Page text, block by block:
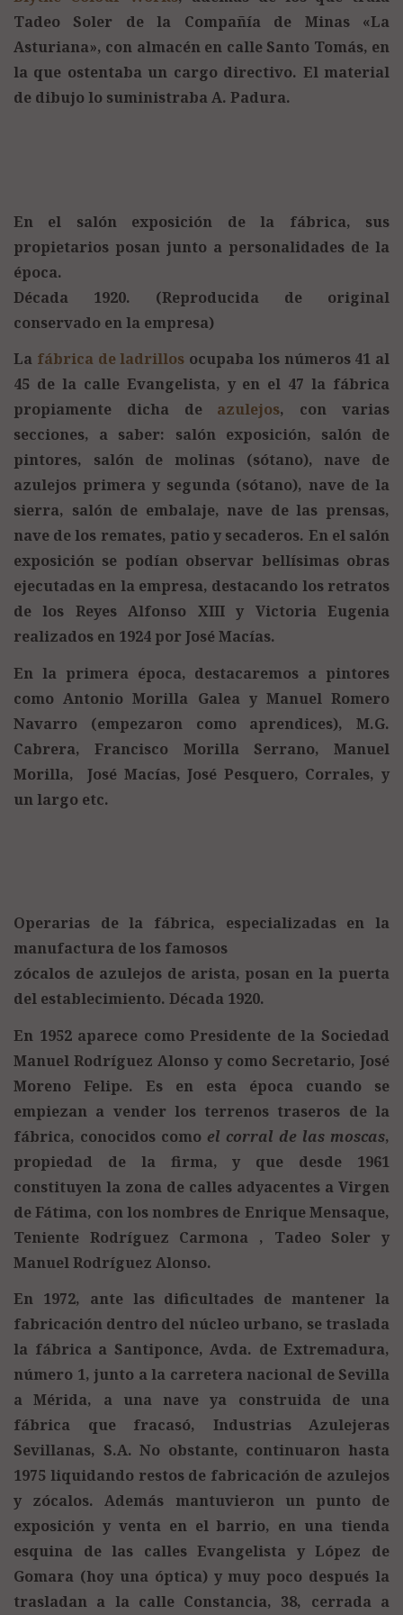
Tadeo Soler de la Compañía de Minas «La
Asturiana», con almacén en calle Santo Tomás, en
la que ostentaba un cargo directivo. El material
de dibujo lo suministraba A. Padura.
En el salón exposición de la fábrica, sus
propietarios posan junto a personalidades de la
época.
Década 1920. (Reproducida de original
conservado en la empresa)
La fábrica de ladrillos ocupaba los números 41 al
45 de la calle Evangelista, y en el 47 la fábrica
propiamente dicha de azulejos, con varias
secciones, a saber: salón exposición, salón de
pintores, salón de molinas (sótano), nave de
azulejos primera y segunda (sótano), nave de la
sierra, salón de embalaje, nave de las prensas,
nave de los remates, patio y secaderos. En el salón
exposición se podían observar bellísimas obras
ejecutadas en la empresa, destacando los retratos
de los Reyes Alfonso XIII y Victoria Eugenia
realizados en 1924 por José Macías.
En la primera época, destacaremos a pintores
como Antonio Morilla Galea y Manuel Romero
Navarro (empezaron como aprendices), M.G.
Cabrera, Francisco Morilla Serrano, Manuel
Morilla, José Macías, José Pesquero, Corrales, y
un largo etc.
Operarias de la fábrica, especializadas en la
manufactura de los famosos
zócalos de azulejos de arista, posan en la puerta
del establecimiento. Década 1920.
En 1952 aparece como Presidente de la Sociedad
Manuel Rodríguez Alonso y como Secretario, José
Moreno Felipe. Es en esta época cuando se
empiezan a vender los terrenos traseros de la
fábrica, conocidos como el corral de las moscas,
propiedad de la firma, y que desde 1961
constituyen la zona de calles adyacentes a Virgen
de Fátima, con los nombres de Enrique Mensaque,
Teniente Rodríguez Carmona , Tadeo Soler y
Manuel Rodríguez Alonso.
En 1972, ante las dificultades de mantener la
fabricación dentro del núcleo urbano, se traslada
la fábrica a Santiponce, Avda. de Extremadura,
número 1, junto a la carretera nacional de Sevilla
a Mérida, a una nave ya construida de una
fábrica que fracasó, Industrias Azulejeras
Sevillanas, S.A. No obstante, continuaron hasta
1975 liquidando restos de fabricación de azulejos
y zócalos. Además mantuvieron un punto de
exposición y venta en el barrio, en una tienda
esquina de las calles Evangelista y López de
Gomara (hoy una óptica) y muy poco después la
trasladan a la calle Constancia, 38, cerrada a